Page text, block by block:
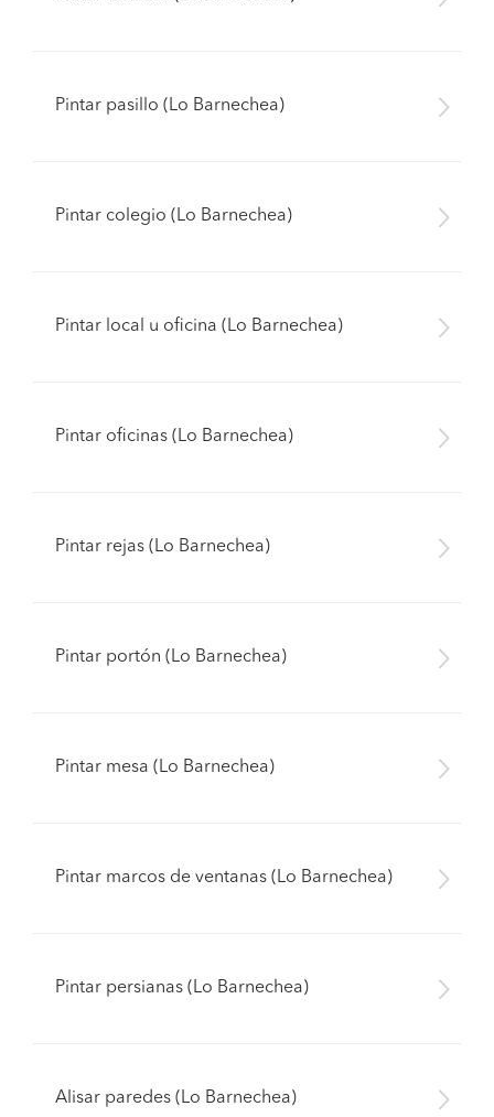
Pintar pasillo (Lo Barnechea)
Pintar colegio (Lo Barnechea)
Pintar local u oficina (Lo Barnechea)
Pintar oficinas (Lo Barnechea)
Pintar rejas (Lo Barnechea)
Pintar portón (Lo Barnechea)
Pintar mesa (Lo Barnechea)
Pintar marcos de ventanas (Lo Barnechea)
Pintar persianas (Lo Barnechea)
Alisar paredes (Lo Barnechea)